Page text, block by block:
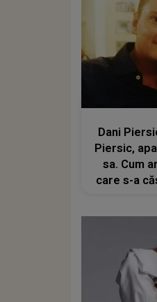
Dani
Piersic,
sa. Cum
care s-a